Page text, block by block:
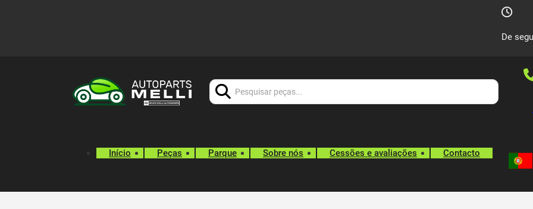
De
Início Peças Parque Sobre nós Cessões e avaliações Contacto